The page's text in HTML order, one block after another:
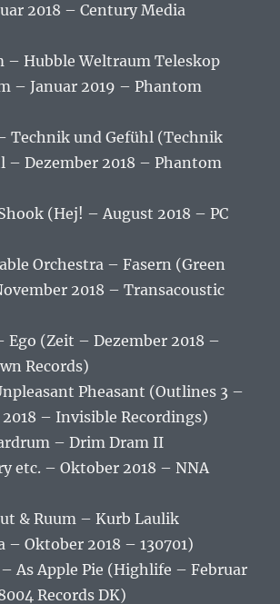
2018 – Century Media
– Hubble Weltraum Teleskop
– Januar 2019 – Phantom
Technik und Gefühl (Technik
– Dezember 2018 – Phantom
(Hej! – August 2018 – PC
Orchestra – Fasern (Green
2018 – Transacoustic
Ego (Zeit – Dezember 2018 –
Records)
Pheasant (Outlines 3 –
– Invisible Recordings)
– Drim Dram II
etc. – Oktober 2018 – NNA
& Ruum – Kurb Laulik
– Oktober 2018 – 130701)
– As Apple Pie (Highlife – Februar
Records DK)